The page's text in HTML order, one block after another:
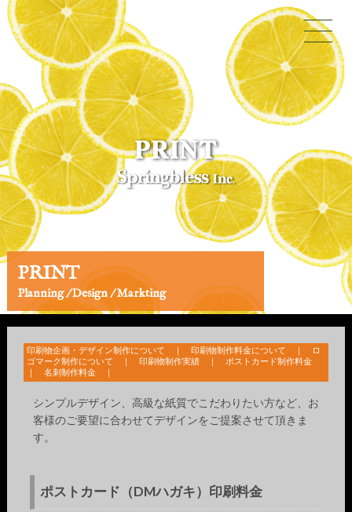
PRINT
Planning / Design / Markting
印刷物企画・デザイン制作について 印刷物制作料金について
ロ
ゴマーク制作について
印刷物制作実績｜ ポストカード制作料金
名刺制作料金｜
シンプルデザイン、高級な紙質でこだわりたい方など、お
客様のご要望に合わせてデザインをご提案させて頂きま
す。
ポストカード（DMハガキ）印刷料金